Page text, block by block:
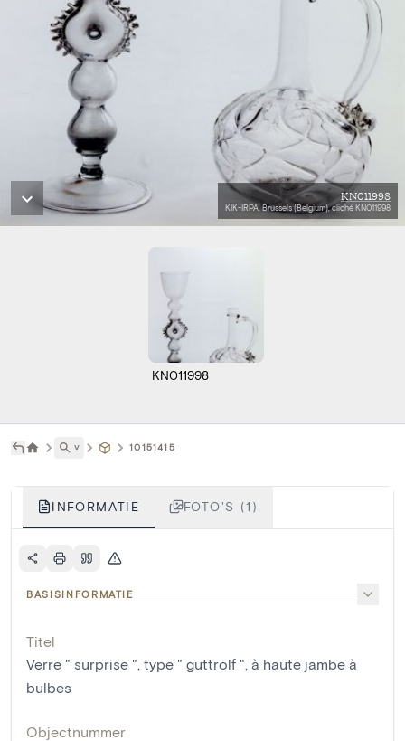
KN011998
KIK-IRPA, Brussels (Belgium), cliché KN011998
KN011998
˅ 10151415
INFORMATIE FOTO'S (1)
BASISINFORMATIE
Titel
Verre " surprise ", type " guttrolf ", à haute jambe à
bulbes
Objectnummer